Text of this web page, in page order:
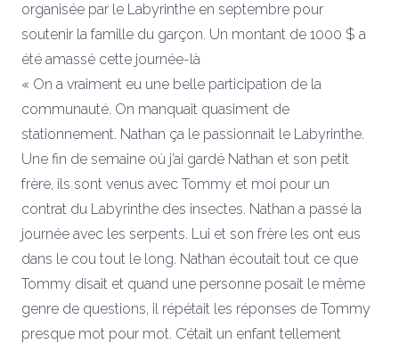
organisée par le Labyrinthe en septembre pour
soutenir la famille du garçon. Un montant de 1000 $ a
été amassé cette journée-là
« On a vraiment eu une belle participation de la
communauté. On manquait quasiment de
stationnement. Nathan ça le passionnait le Labyrinthe.
Une fin de semaine où j’ai gardé Nathan et son petit
frère, ils sont venus avec Tommy et moi pour un
contrat du Labyrinthe des insectes. Nathan a passé la
journée avec les serpents. Lui et son frère les ont eus
dans le cou tout le long. Nathan écoutait tout ce que
Tommy disait et quand une personne posait le même
genre de questions, il répétait les réponses de Tommy
presque mot pour mot. C’était un enfant tellement